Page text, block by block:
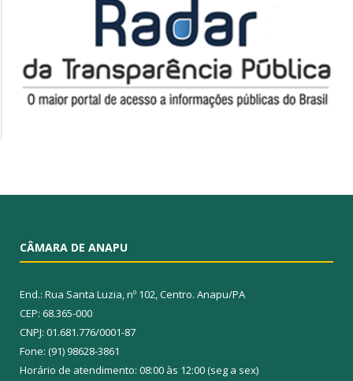
CÂMARA DE ANAPU
End.: Rua Santa Luzia, nº 102, Centro. Anapu/PA
CEP: 68.365-000
CNPJ: 01.681.776/0001-87
Fone: (91) 98628-3861
Horário de atendimento: 08:00 às 12:00 (seg a sex)